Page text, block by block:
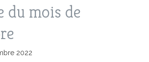
du mois de
2022